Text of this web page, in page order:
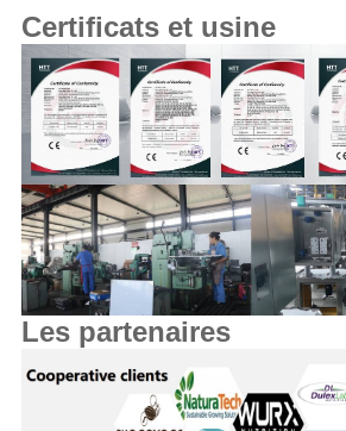
Certificats et usine
Les partenaires